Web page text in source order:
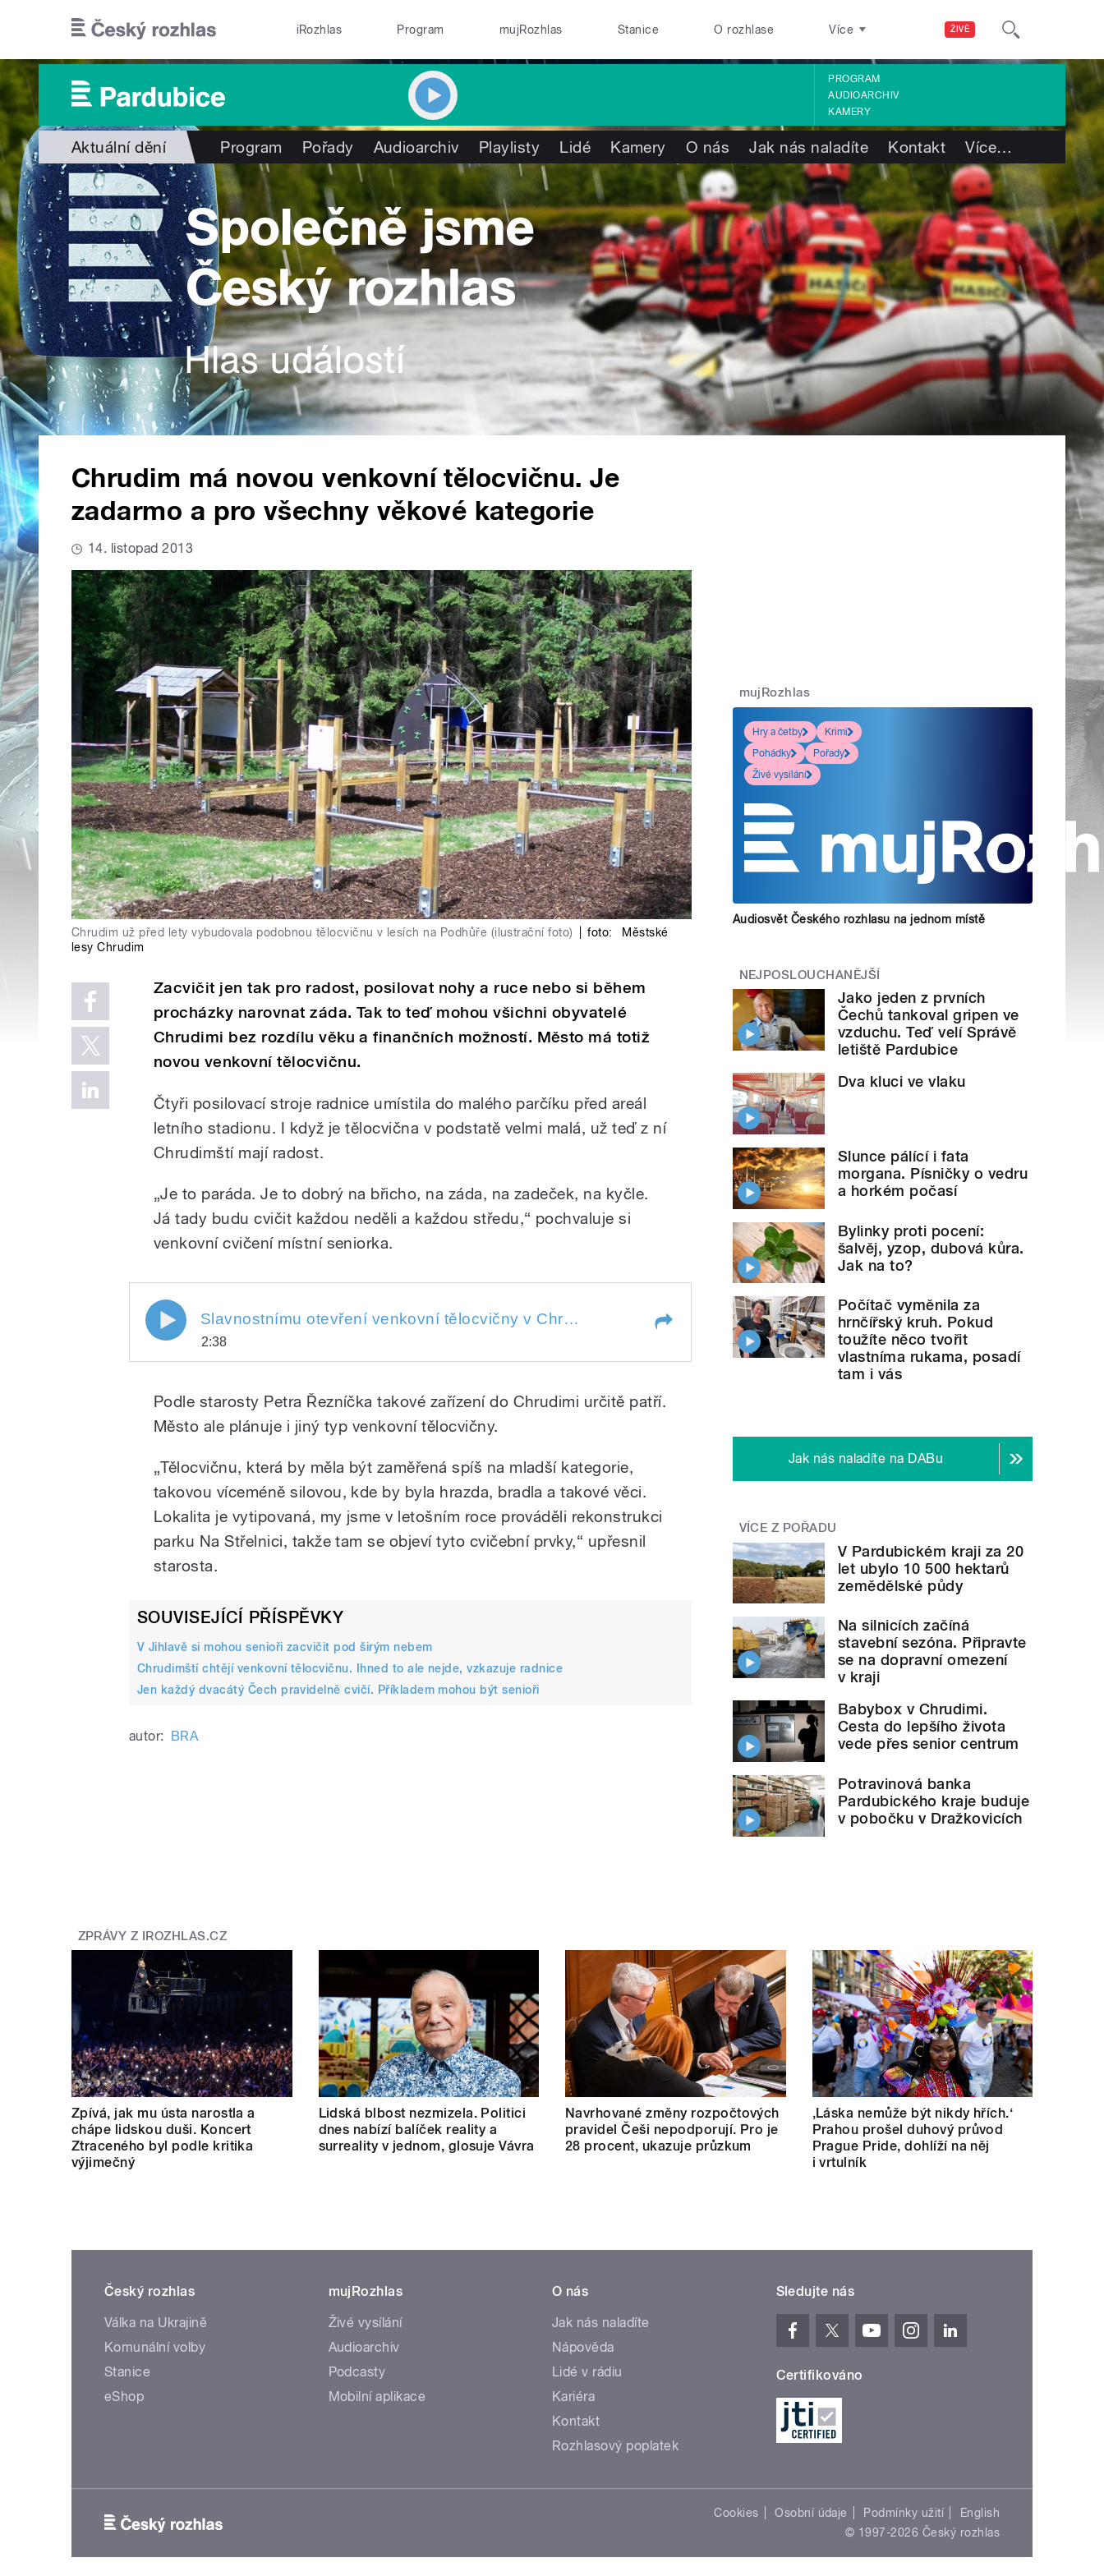
ŽIVĚ
iRozhlas Program mujRozhlas Stanice O rozhlase Více
PROGRAM
AUDIOARCHIV
KAMERY
Aktuální dění Program Pořady Audioarchiv Playlisty Lidé Kamery O nás Jak nás naladíte Kontakt Více…
Chrudim má novou venkovní tělocvičnu. Je
zadarmo a pro všechny věkové kategorie
14. listopad 2013
Chrudim už před lety vybudovala podobnou tělocvičnu v lesích na Podhůře (ilustrační foto) foto:
Městské
lesy Chrudim
Zacvičit jen tak pro radost, posilovat nohy a ruce nebo si během
procházky narovnat záda. Tak to teď mohou všichni obyvatelé
Chrudimi bez rozdílu věku a finančních možností. Město má totiž
novou venkovní tělocvičnu.
Čtyři posilovací stroje radnice umístila do malého parčíku před areál
letního stadionu. I když je tělocvična v podstatě velmi malá, už teď z ní
Chrudimští mají radost.
„Je to paráda. Je to dobrý na břicho, na záda, na zadeček, na kyčle.
Já tady budu cvičit každou neděli a každou středu,“ pochvaluje si
venkovní cvičení místní seniorka.
Slavnostnímu otevření venkovní tělocvičny v Chrudimi přihlížela reportérka Tereza Brázdová
2:38
Podle starosty Petra Řezníčka takové zařízení do Chrudimi určitě patří.
Město ale plánuje i jiný typ venkovní tělocvičny.
„Tělocvičnu, která by měla být zaměřená spíš na mladší kategorie,
takovou víceméně silovou, kde by byla hrazda, bradla a takové věci.
Lokalita je vytipovaná, my jsme v letošním roce prováděli rekonstrukci
parku Na Střelnici, takže tam se objeví tyto cvičební prvky,“ upřesnil
starosta.
SOUVISEJÍCÍ PŘÍSPĚVKY
V Jihlavě si mohou senioři zacvičit pod širým nebem
Chrudimští chtějí venkovní tělocvičnu. Ihned to ale nejde, vzkazuje radnice
Jen každý dvacátý Čech pravidelně cvičí. Příkladem mohou být senioři
autor: BRA
mujRozhlas
Hry a četby
Krimi
Pohádky
Pořady
Živé vysílání
Audiosvět Českého rozhlasu na jednom místě
NEJPOSLOUCHANĚJŠÍ
Jako jeden z prvních
Čechů tankoval gripen ve
vzduchu. Teď velí Správě
letiště Pardubice
Dva kluci ve vlaku
Slunce pálící i fata
morgana. Písničky o vedru
a horkém počasí
Bylinky proti pocení:
šalvěj, yzop, dubová kůra.
Jak na to?
Počítač vyměnila za
hrnčířský kruh. Pokud
toužíte něco tvořit
vlastníma rukama, posadí
tam i vás
Jak nás naladíte na DABu
VÍCE Z POŘADU
V Pardubickém kraji za 20
let ubylo 10 500 hektarů
zemědělské půdy
Na silnicích začíná
stavební sezóna. Připravte
se na dopravní omezení
v kraji
Babybox v Chrudimi.
Cesta do lepšího života
vede přes senior centrum
Potravinová banka
Pardubického kraje buduje
v pobočku v Dražkovicích
ZPRÁVY Z IROZHLAS.CZ
Zpívá, jak mu ústa narostla a
chápe lidskou duši. Koncert
Ztraceného byl podle kritika
výjimečný
Lidská blbost nezmizela. Politici
dnes nabízí balíček reality a
surreality v jednom, glosuje Vávra
Navrhované změny rozpočtových
pravidel Češi nepodporují. Pro je
28 procent, ukazuje průzkum
‚Láska nemůže být nikdy hřích.‘
Prahou prošel duhový průvod
Prague Pride, dohlíží na něj
i vrtulník
Český rozhlas
Válka na Ukrajině
Komunální volby
Stanice
eShop
mujRozhlas
Živé vysílání
Audioarchiv
Podcasty
Mobilní aplikace
O nás
Jak nás naladíte
Nápověda
Lidé v rádiu
Kariéra
Kontakt
Rozhlasový poplatek
Sledujte nás
Certifikováno
Cookies Osobní údaje Podmínky užití
English
© 1997-2026 Český rozhlas